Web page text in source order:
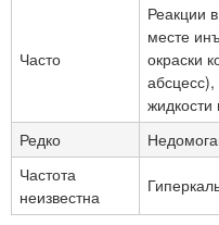
Часто
Реакции
месте
окраски
абсцесс),
жидкости
Редко
Частота
неизвестна